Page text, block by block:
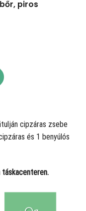
piros
cipzáras zsebe
és 1 benyúlós